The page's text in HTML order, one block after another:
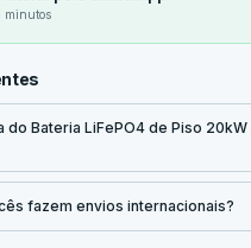
minutos
do Bateria LiFePO4 de Piso
fazem envios internacionais?